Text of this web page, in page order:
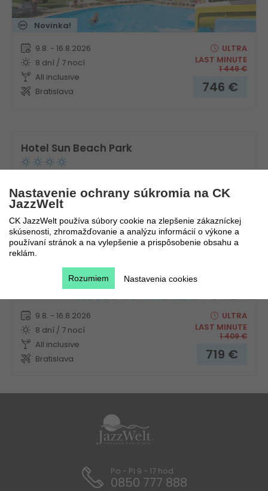
Novinka!
9.8. - 16.8.2026
8 dní / 7 nocí
All inclusive
Bratislava
ULTRA
LAST MINUTE
1 449€
746 €
Hotel Sun Beach Park
Novinka!
9.8. - 16.8.2026
8 dní / 7 nocí
All inclusive
Bratislava
ULTRA
LAST MINUTE
1 409€
719 €
Po - Pi 9 - 17 hod
0850 777 888
Nastavenie ochrany súkromia na CK
JazzWelt
CK JazzWelt používa súbory cookie na zlepšenie zákazníckej
skúsenosti, zhromažďovanie a analýzu informácií o výkone a
používaní stránok a na vylepšenie a prispôsobenie obsahu a
reklám.
Nastavenia cookies
Rozumiem